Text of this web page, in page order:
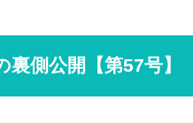
側公開【第57号】